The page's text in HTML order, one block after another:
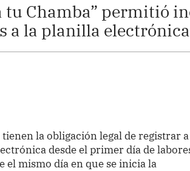
Chamba” permitió
a la planilla electrónica
tienen la obligación legal de registrar a
desde el primer día de
mismo día en que se inicia la